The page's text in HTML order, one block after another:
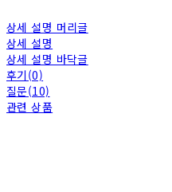
상세 설명 머리글
상세 설명
상세 설명 바닥글
후기(0)
질문(10)
관련 상품